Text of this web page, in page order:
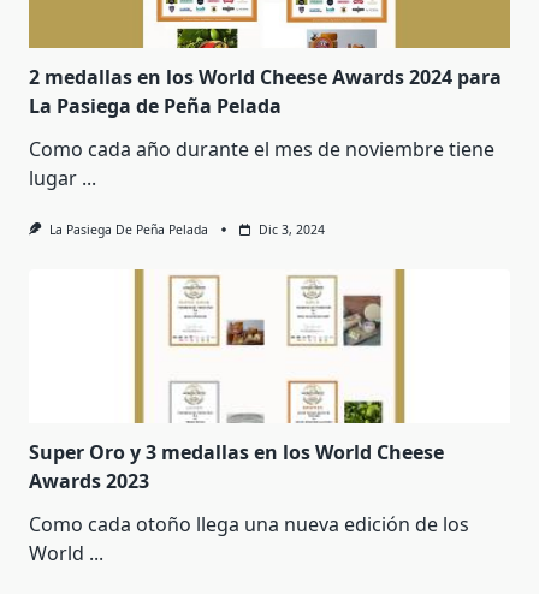
2 medallas en los World Cheese Awards 2024 para
La Pasiega de Peña Pelada
Como cada año durante el mes de noviembre tiene
lugar ...
La Pasiega De Peña Pelada Dic 3, 2024
Super Oro y 3 medallas en los World Cheese
Awards 2023
Como cada otoño llega una nueva edición de los
World ...